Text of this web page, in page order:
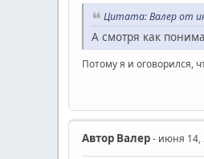
Цитата: Валер от
А смотря как
Потому я и оговорился,
Автор Валер- июня 14,